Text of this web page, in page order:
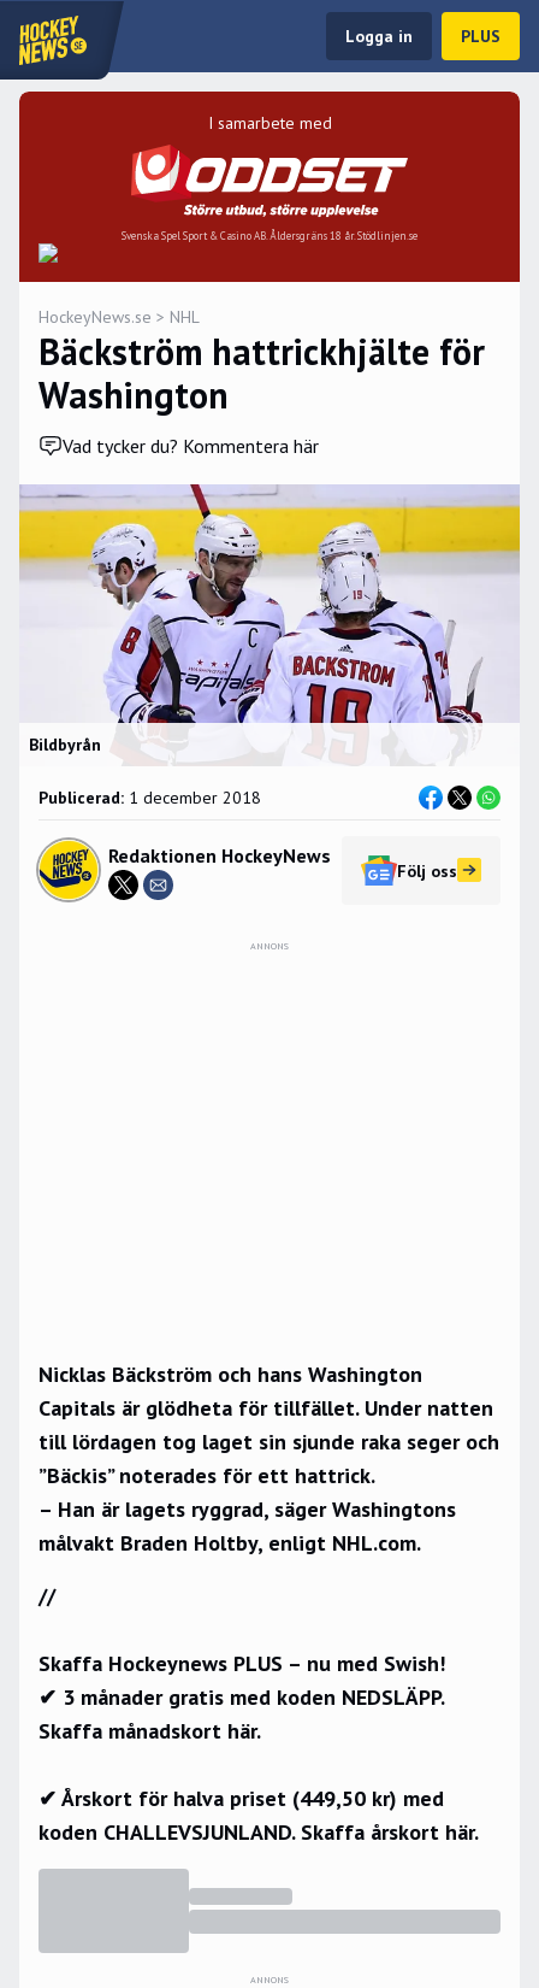
Logga in PLUS
I samarbete med
Svenska Spel Sport & Casino AB. Åldersgräns 18 år. Stödlinjen.se
HockeyNews.se > NHL
Bäckström hattrickhjälte för
Washington
Vad tycker du? Kommentera här
Bildbyrån
Publicerad: 1 december 2018
Redaktionen HockeyNews
Följ oss
ANNONS
Nicklas Bäckström och hans Washington
Capitals är glödheta för tillfället. Under natten
till lördagen tog laget sin sjunde raka seger och
”Bäckis” noterades för ett hattrick.
– Han är lagets ryggrad, säger Washingtons
målvakt Braden Holtby, enligt NHL.com.
//
Skaffa Hockeynews PLUS – nu med Swish!
✔ 3 månader gratis med koden NEDSLÄPP.
Skaffa månadskort här.
✔ Årskort för halva priset (449,50 kr) med
koden CHALLEVSJUNLAND. Skaffa årskort här.
ANNONS